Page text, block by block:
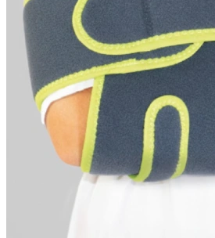
Tobilleras Ortopédicas
Tobilleras con Refuerzos Laterales
Tobilleras Deportivas
Tobilleras Estabilizadoras
Tobilleras para Esguinces
Tobilleras para Fracturas
Tobilleras para Tendinitis